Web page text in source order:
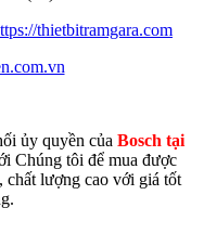
thietbitramgara.com
ủy quyền của Bosch tại
Chúng tôi để mua được
chất lượng cao với giá tốt